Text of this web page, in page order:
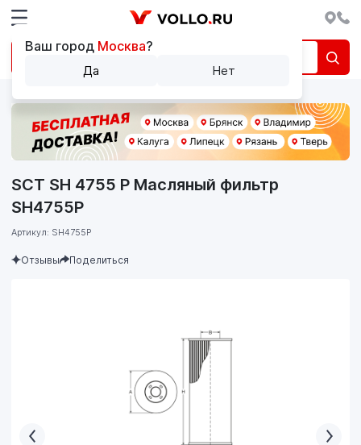
SCT SH 4755 P Масляный фильтр
SH4755P
Артикул: SH4755P
Отзывы Поделиться
Ваш город Москва?
Да Нет